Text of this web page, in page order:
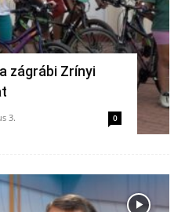
zágrábi Zrínyi
3. 0